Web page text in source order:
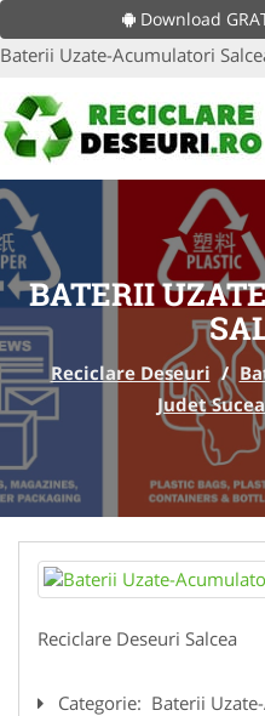
Download
Baterii Uzate-Acumulatori
BATERII
Reciclare Deseuri /
Judet
Reciclare Deseuri Salcea
Categorie: Baterii